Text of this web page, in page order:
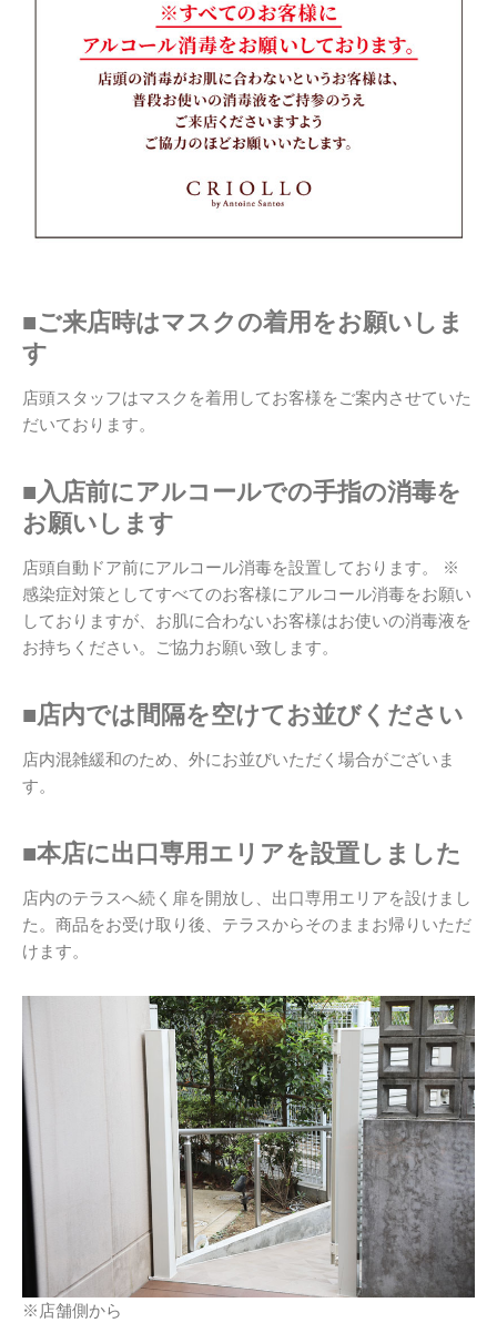
■ご来店時はマスクの着用をお願いしま
す
店頭スタッフはマスクを着用してお客様をご案内させていた
だいております。
■入店前にアルコールでの手指の消毒を
お願いします
店頭自動ドア前にアルコール消毒を設置しております。 ※
感染症対策としてすべてのお客様にアルコール消毒をお願い
しておりますが、お肌に合わないお客様はお使いの消毒液を
お持ちください。ご協力お願い致します。
■店内では間隔を空けてお並びください
店内混雑緩和のため、外にお並びいただく場合がございま
す。
■本店に出口専用エリアを設置しました
店内のテラスへ続く扉を開放し、出口専用エリアを設けまし
た。商品をお受け取り後、テラスからそのままお帰りいただ
けます。
※店舗側から